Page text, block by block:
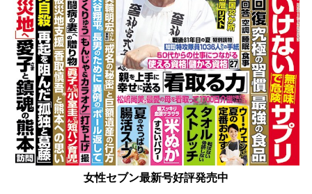
女性セブン最新号好評発売中